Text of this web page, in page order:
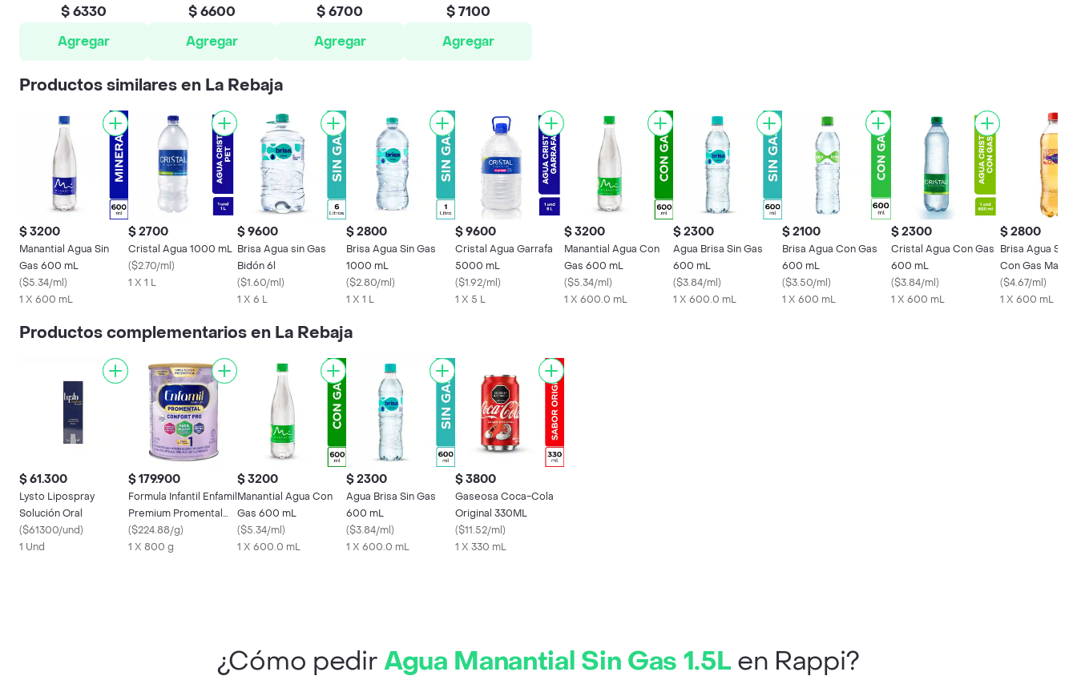
$ 6330
Agregar
$ 6600
Agregar
$ 6700
Agregar
$ 7100
Agregar
Productos similares en La Rebaja
$ 3200
Manantial Agua Sin
Gas 600 mL
($5.34/ml)
1 X 600 mL
$ 2700
Cristal Agua 1000 mL
($2.70/ml)
1 X 1 L
$ 9600
Brisa Agua sin Gas
Bidón 6l
($1.60/ml)
1 X 6 L
$ 2800
Brisa Agua Sin Gas
1000 mL
($2.80/ml)
1 X 1 L
$ 9600
Cristal Agua Garrafa
5000 mL
($1.92/ml)
1 X 5 L
$ 3200
Manantial Agua Con
Gas 600 mL
($5.34/ml)
1 X 600.0 mL
$ 2300
Agua Brisa Sin Gas
600 mL
($3.84/ml)
1 X 600.0 mL
$ 2100
Brisa Agua Con Gas
600 mL
($3.50/ml)
1 X 600 mL
$ 2300
Cristal Agua Con Gas
600 mL
($3.84/ml)
1 X 600 mL
$ 2800
Brisa Agua
Con Gas
mL
($4.67/ml)
1 X 600 mL
Productos complementarios en La Rebaja
$ 61.300
Lysto Lipospray
Solución Oral
($61300/und)
1 Und
$ 179.900
Formula Infantil Enfamil
Premium Promental
Confort Pro 800 g
($224.88/g)
1 X 800 g
$ 3200
Manantial Agua Con
Gas 600 mL
($5.34/ml)
1 X 600.0 mL
$ 2300
Agua Brisa Sin Gas
600 mL
($3.84/ml)
1 X 600.0 mL
$ 3800
Gaseosa Coca-Cola
Original 330ML
($11.52/ml)
1 X 330 mL
¿Cómo pedirAgua Manantial Sin Gas 1.5L en Rappi?